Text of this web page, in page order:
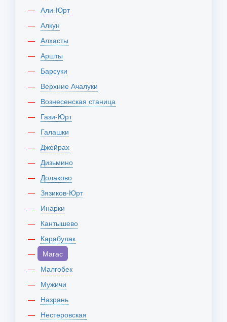
Али-Юрт
Алкун
Алхасты
Аршты
Барсуки
Верхние Ачалуки
Вознесенская станица
Гази-Юрт
Галашки
Джейрах
Дизьмино
Долаково
Зязиков-Юрт
Инарки
Кантышево
Карабулак
Магас
Малгобек
Мужичи
Назрань
Нестеровская